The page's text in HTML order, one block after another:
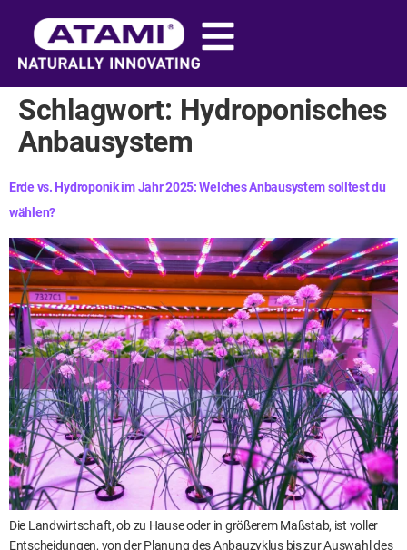
springen
Schlagwort: Hydroponisches
Anbausystem
Erde vs. Hydroponik im Jahr 2025: Welches Anbausystem solltest du
wählen?
Die Landwirtschaft, ob zu Hause oder in größerem Maßstab, ist voller
Entscheidungen, von der Planung des Anbauzyklus bis zur Auswahl des